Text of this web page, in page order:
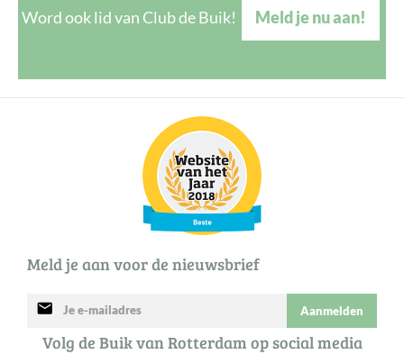
Word ook lid van Club de Buik! Meld je nu aan!
Meld je aan voor de nieuwsbrief
mail Aanmelden
Volg de Buik van Rotterdam op social media